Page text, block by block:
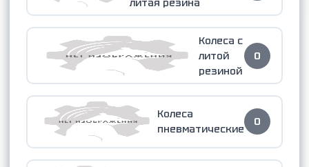
литая резина
Колеса с
литой
резиной
0
Колеса
пневматические
0